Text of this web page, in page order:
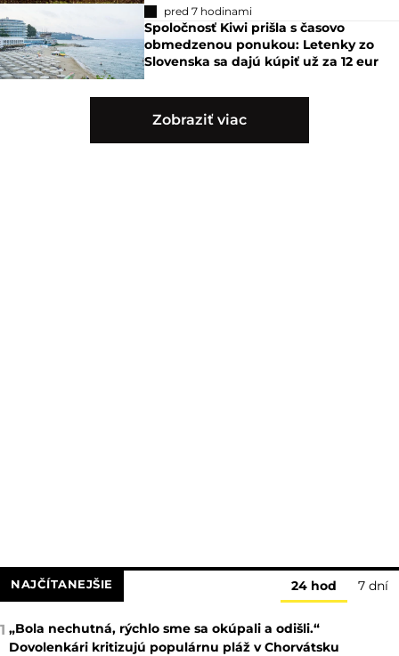
pred 7 hodinami
Spoločnosť Kiwi prišla s časovo
obmedzenou ponukou: Letenky zo
Slovenska sa dajú kúpiť už za 12 eur
Zobraziť viac
NAJČÍTANEJŠIE 24 hod 7 dní
1 „Bola nechutná, rýchlo sme sa okúpali a odišli.“
Dovolenkári kritizujú populárnu pláž v Chorvátsku